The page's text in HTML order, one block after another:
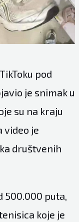
pod
je snimak u
su na kraju
video je
društvenih
500.000 puta,
koje je